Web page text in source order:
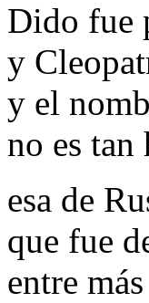
Dido fue
y
y el
no es tan
esa de
que fue
entre